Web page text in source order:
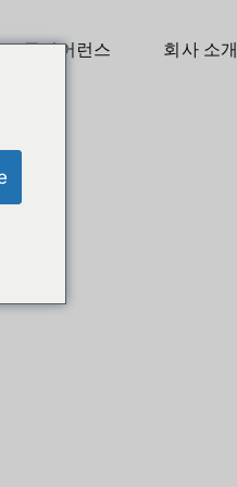
클리어런스 회사 소개